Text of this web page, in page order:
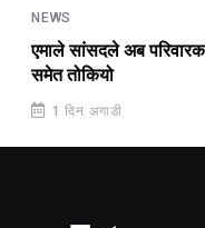
NEWS
एमाले सांसदले अब
समेत तोकियो
1 दिन अगाडी